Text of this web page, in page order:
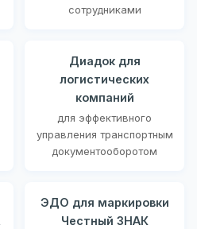
сотрудниками
Диадок для
логистических
компаний
для эффективного
управления транспортным
документооборотом
ЭДО для маркировки
Честный ЗНАК